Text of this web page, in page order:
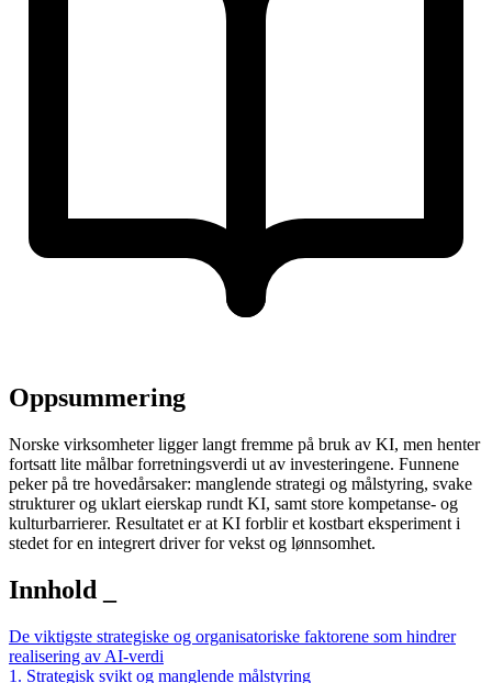
Oppsummering
Norske virksomheter ligger langt fremme på bruk av KI, men henter
fortsatt lite målbar forretningsverdi ut av investeringene. Funnene
peker på tre hovedårsaker: manglende strategi og målstyring, svake
strukturer og uklart eierskap rundt KI, samt store kompetanse- og
kulturbarrierer. Resultatet er at KI forblir et kostbart eksperiment i
stedet for en integrert driver for vekst og lønnsomhet.
Innhold
De viktigste strategiske og organisatoriske faktorene som hindrer
realisering av AI-verdi
1. Strategisk svikt og manglende målstyring